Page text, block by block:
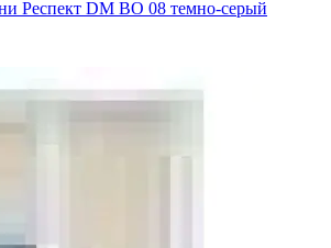
Респект DM ВО 08 темно-серый